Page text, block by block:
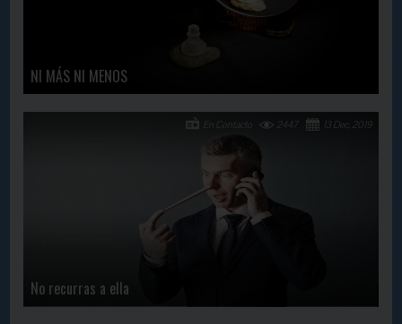
NI MÁS NI MENOS
No recurras a ella
13 Dec, 2019
2447
En Contacto